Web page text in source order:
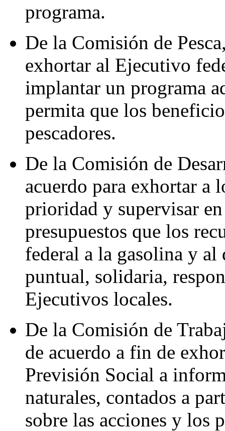
programa.
De la Comisión de
exhortar al Ejecutivo
implantar un programa
permita que los
pescadores.
De la Comisión de
acuerdo para exhortar a
prioridad y supervisar
presupuestos que los
federal a la gasolina y al
puntual, solidaria,
Ejecutivos locales.
De la Comisión de
de acuerdo a fin de
Previsión Social a
naturales, contados a
sobre las acciones y los